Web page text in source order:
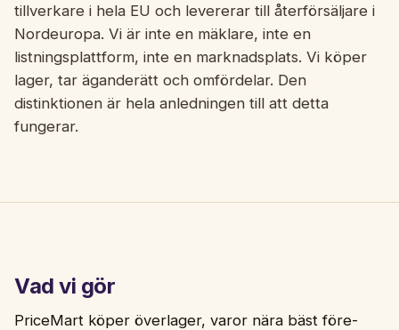
tillverkare i hela EU och levererar till återförsäljare i
Nordeuropa. Vi är inte en mäklare, inte en
listningsplattform, inte en marknadsplats. Vi köper
lager, tar äganderätt och omfördelar. Den
distinktionen är hela anledningen till att detta
fungerar.
Vad vi gör
PriceMart köper överlager, varor nära bäst före-